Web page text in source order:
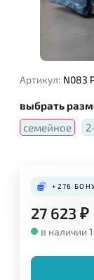
Артикул: N083
выбрать
семейное
+276
27 623 ₽
в наличии